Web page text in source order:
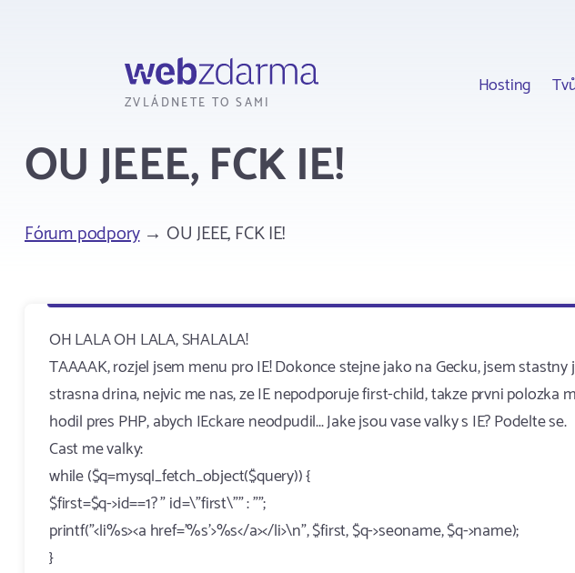
ZVLÁDNETE TO SAMI
Hosting
OU JEEE, FCK IE!
Fórum podpory→ OU JEEE, FCK IE!
OH LALA OH LALA, SHALALA!
TAAAAK, rozjel jsem menu pro IE! Dokonce stejne jako na Gecku, jsem
strasna drina, nejvic me nas, ze IE nepodporuje first-child, takze prvni polozka
hodil pres PHP, abych IEckare neodpudil... Jake jsou vase valky s IE? Podelte se.
Cast me valky:
while ($q=mysql_fetch_object($query)) {
$first=$q->id==1? " id=\"first\"" : "";
printf("<li%s><a href='%s'>%s</a></li>\n", $first, $q->seoname, $q->name);
}